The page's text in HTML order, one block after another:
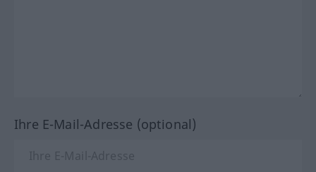
Ihre E-Mail-Adresse (optional)